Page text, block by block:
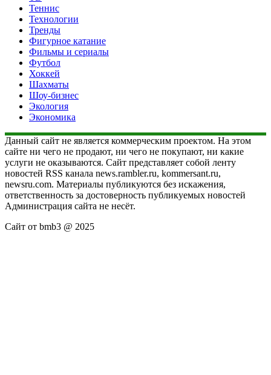
Теннис
Технологии
Тренды
Фигурное катание
Фильмы и сериалы
Футбол
Хоккей
Шахматы
Шоу-бизнес
Экология
Экономика
Данный сайт не является коммерческим проектом. На этом
сайте ни чего не продают, ни чего не покупают, ни какие
услуги не оказываются. Сайт представляет собой ленту
новостей RSS канала news.rambler.ru, kommersant.ru,
newsru.com. Материалы публикуются без искажения,
ответственность за достоверность публикуемых новостей
Администрация сайта не несёт.
Сайт от bmb3 @ 2025